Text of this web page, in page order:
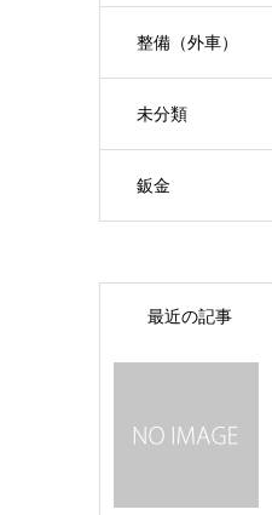
整備（外車）
未分類
鈑金
最近の記事